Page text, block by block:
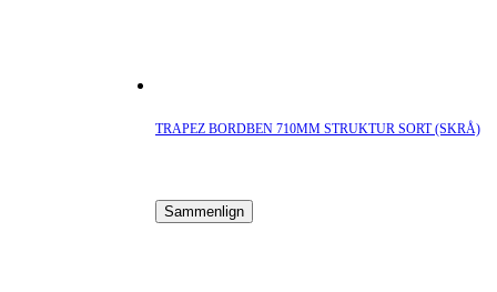
TRAPEZ BORDBEN 710MM STRUKTUR SORT (SKRÅ)
Sammenlign